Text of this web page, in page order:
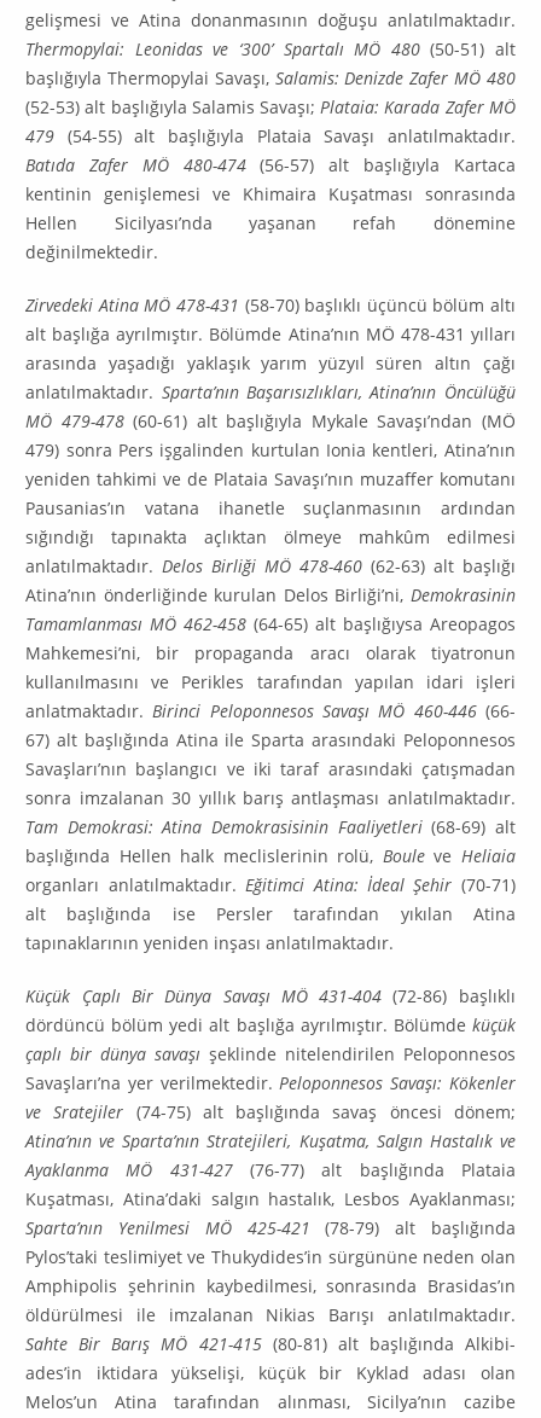
gelişmesi ve Atina donanmasının doğuşu anla­tılmaktadır.
Thermopylai: Leonidas ve ‘300’ Spartalı MÖ 480(50-51) alt
başlığıyla Thermopy­lai Savaşı, Salamis: Denizde Zafer MÖ 480
(52-53) alt başlığıyla Salamis Savaşı; Plataia: Karada Zafer MÖ
479 (54-55) alt başlığıyla Plataia Savaşı anlatılmaktadır.
Batıda Zafer MÖ 480-474(56-57) alt başlığıyla Kartaca
kentinin genişlemesi ve Khimaira Kuşatması sonrasında
Hellen Sicil­yası’nda yaşanan refah dönemine
değinilmektedir.
Zirvedeki Atina MÖ 478-431 (58-70) başlıklı üçüncü bölüm altı
alt başlığa ayrılmıştır. Bölümde Atina’nın MÖ 478-431 yılları
arasında yaşadığı yaklaşık yarım yüzyıl süren altın çağı
anlatılmakta­dır. Sparta’nın Başarısızlıkları, Atina’nın Öncülüğü
MÖ 479-478(60-61) alt başlığıyla Mykale Sa­va­şı’ndan (MÖ
479) sonra Pers işgalinden kurtulan Ionia kentleri, Atina’nın
yeniden tahkimi ve de Plataia Savaşı’nın muzaffer komutanı
Pausanias’ın vatana ihanetle suçlanmasının ardından
sığındığı tapınakta açlıktan ölmeye mahkûm edilmesi
anlatılmaktadır.Delos Birliği MÖ 478-460 (62-63) alt başlığı
Atina’nın önderliğinde kurulan Delos Birliği’ni, Demokrasinin
Tamam­lanması MÖ 462-458 (64-65) alt başlığıysa Areopagos
Mahkemesi’ni, bir propaganda aracı olarak tiyatro­nun
kullanılmasını ve Perikles tarafından yapılan idari işleri
anlatmaktadır.Birinci Peloponnesos Savaşı MÖ 460-446(66-
67) alt başlığında Atina ile Sparta arasındaki Peloponnesos
Savaşları’nın başlangıcı ve iki taraf arasındaki çatışmadan
sonra imzalanan 30 yıllık barış antlaş­ması anlatıl­maktadır.
Tam Demokrasi: Atina Demokrasisinin Faaliyetleri(68-69) alt
başlığında Hellen halk meclislerinin rolü, Bouleve Heliaia
organları anlatılmaktadır.Eğitimci Atina: İdeal Şehir (70-71)
alt başlığında ise Persler tarafından yıkılan Atina
tapınaklarının yeniden inşası anla­tılmaktadır.
Küçük Çaplı Bir Dünya Savaşı MÖ 431-404 (72-86) başlıklı
dördüncü bölüm yedi alt başlığa ayrıl­mıştır. Bölümde küçük
çaplı bir dünya savaşı şeklinde nitelendirilen Peloponnesos
Savaş­la­rı’na yer verilmektedir.Peloponnesos Savaşı: Kökenler
ve Sratejiler (74-75) alt başlığında savaş öncesi dönem;
Atina’nın ve Sparta’nın Stratejileri, Kuşatma, Salgın Hastalık ve
Ayaklanma MÖ 431-427(76-77) alt başlığında Plataia
Kuşatması, Atina’daki salgın hastalık, Lesbos Ayaklanması;
Sparta’nın Yenilmesi MÖ 425-421 (78-79) alt başlığında
Pylos’taki teslimiyet ve Thukydides’in sürgününe neden olan
Amphipolis şehrinin kaybedilmesi, sonrasında Brasidas’ın
öldürülmesi ile imzalanan Nikias Barışı anlatılmaktadır.
Sahte Bir Barış MÖ 421-415 (80-81) alt başlığında Alkibi­
ades’in iktidara yükselişi, küçük bir Kyklad adası olan
Melos’un Atina tarafından alınması, Sicil­ya’nın cazibe